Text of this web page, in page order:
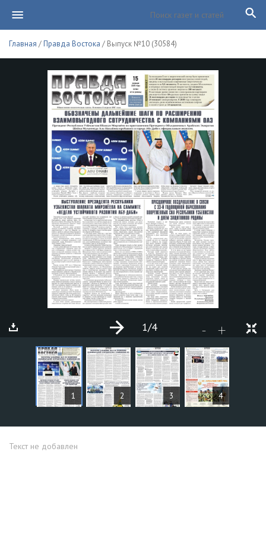
Главная /Правда Востока / Выпуск №10 (30584)
1 2 3 4
- +
1/4
СТАТЬИ
Текст не добавлен